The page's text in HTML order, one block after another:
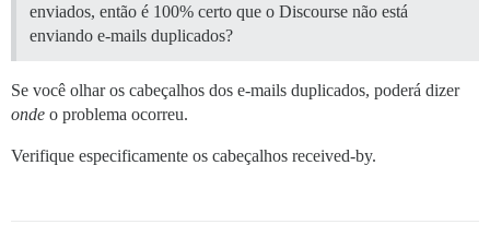
enviados, então é 100% certo que o Discourse não está
enviando e-mails duplicados?
Se você olhar os cabeçalhos dos e-mails duplicados, poderá dizer
onde o problema ocorreu.
Verifique especificamente os cabeçalhos received-by.